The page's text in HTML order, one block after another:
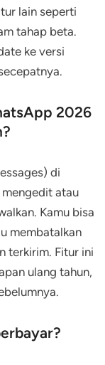
lain seperti
tahap beta.
ke versi
2026
di
atau
Kamu bisa
membatalkan
terkirim. Fitur ini
ulang tahun,